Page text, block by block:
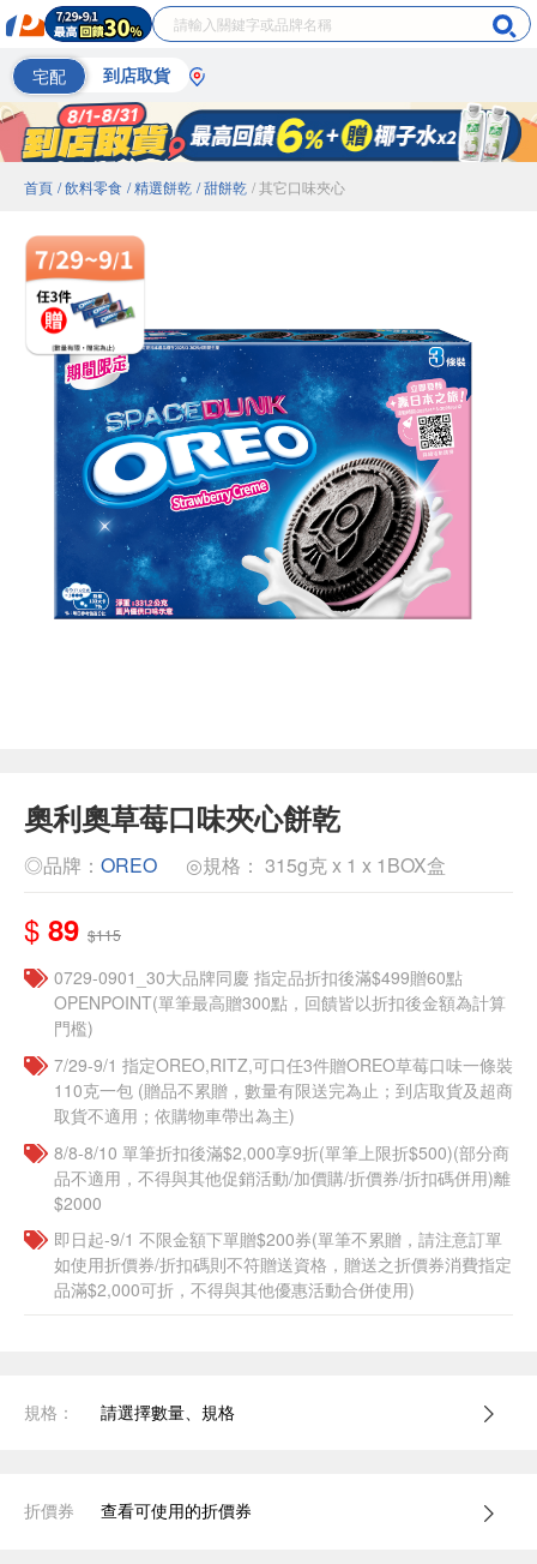
宅配 到店取貨
首頁 / 飲料零食 / 精選餅乾 / 甜餅乾 / 其它口味夾心
奧利奧草莓口味夾心餅乾
◎品牌： OREO ◎規格： 315g克 x 1 x 1BOX盒
$ 89 $115
0729-0901_30大品牌同慶 指定品折扣後滿$499贈60點
OPENPOINT(單筆最高贈300點，回饋皆以折扣後金額為計算
門檻)
7/29-9/1 指定OREO,RITZ,可口任3件贈OREO草莓口味一條裝
110克一包​ (贈品不累贈，數量有限送完為止；到店取貨及超商
取貨不適用；依購物車帶出為主)
8/8-8/10 單筆折扣後滿$2,000享9折(單筆上限折$500)(部分商
品不適用，不得與其他促銷活動/加價購/折價券/折扣碼併用)離
$2000
即日起-9/1 不限金額下單贈$200券(單筆不累贈，請注意訂單
如使用折價券/折扣碼則不符贈送資格，贈送之折價券消費指定
品滿$2,000可折，不得與其他優惠活動合併使用)
規格： 請選擇數量、規格
折價券 查看可使用的折價券